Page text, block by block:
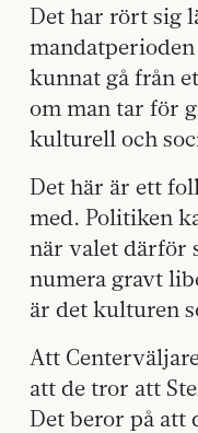
Det har rört sig
kunnat gå från
om man tar för
kulturell och
Det här är ett
med. Politiken
när valet därför
numera gravt
är det kulturen
Att
att de tror att
Det beror på att